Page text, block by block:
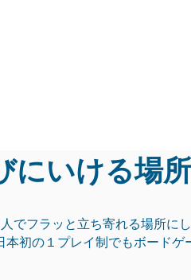
にいける場所
フラッと立ち寄れる場所にし
初の１プレイ制でもボードゲ